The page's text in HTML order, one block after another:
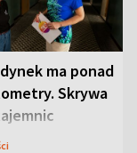
ma ponad
Skrywa